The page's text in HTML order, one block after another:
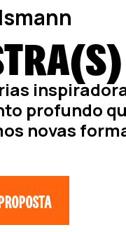
profundo
novas